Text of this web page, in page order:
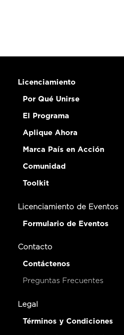
Licenciamiento
Por Qué Unirse
El Programa
Aplique Ahora
Marca País en Acción
Comunidad
Toolkit
Licenciamiento de Eventos
Formulario de Eventos
Contacto
Contáctenos
Preguntas Frecuentes
Legal
Términos y Condiciones